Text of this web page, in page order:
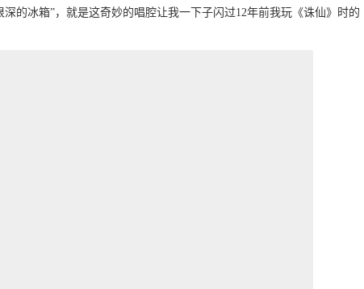
深的冰箱”，就是这奇妙的唱腔让我一下子闪过12年前我玩《诛仙》时的